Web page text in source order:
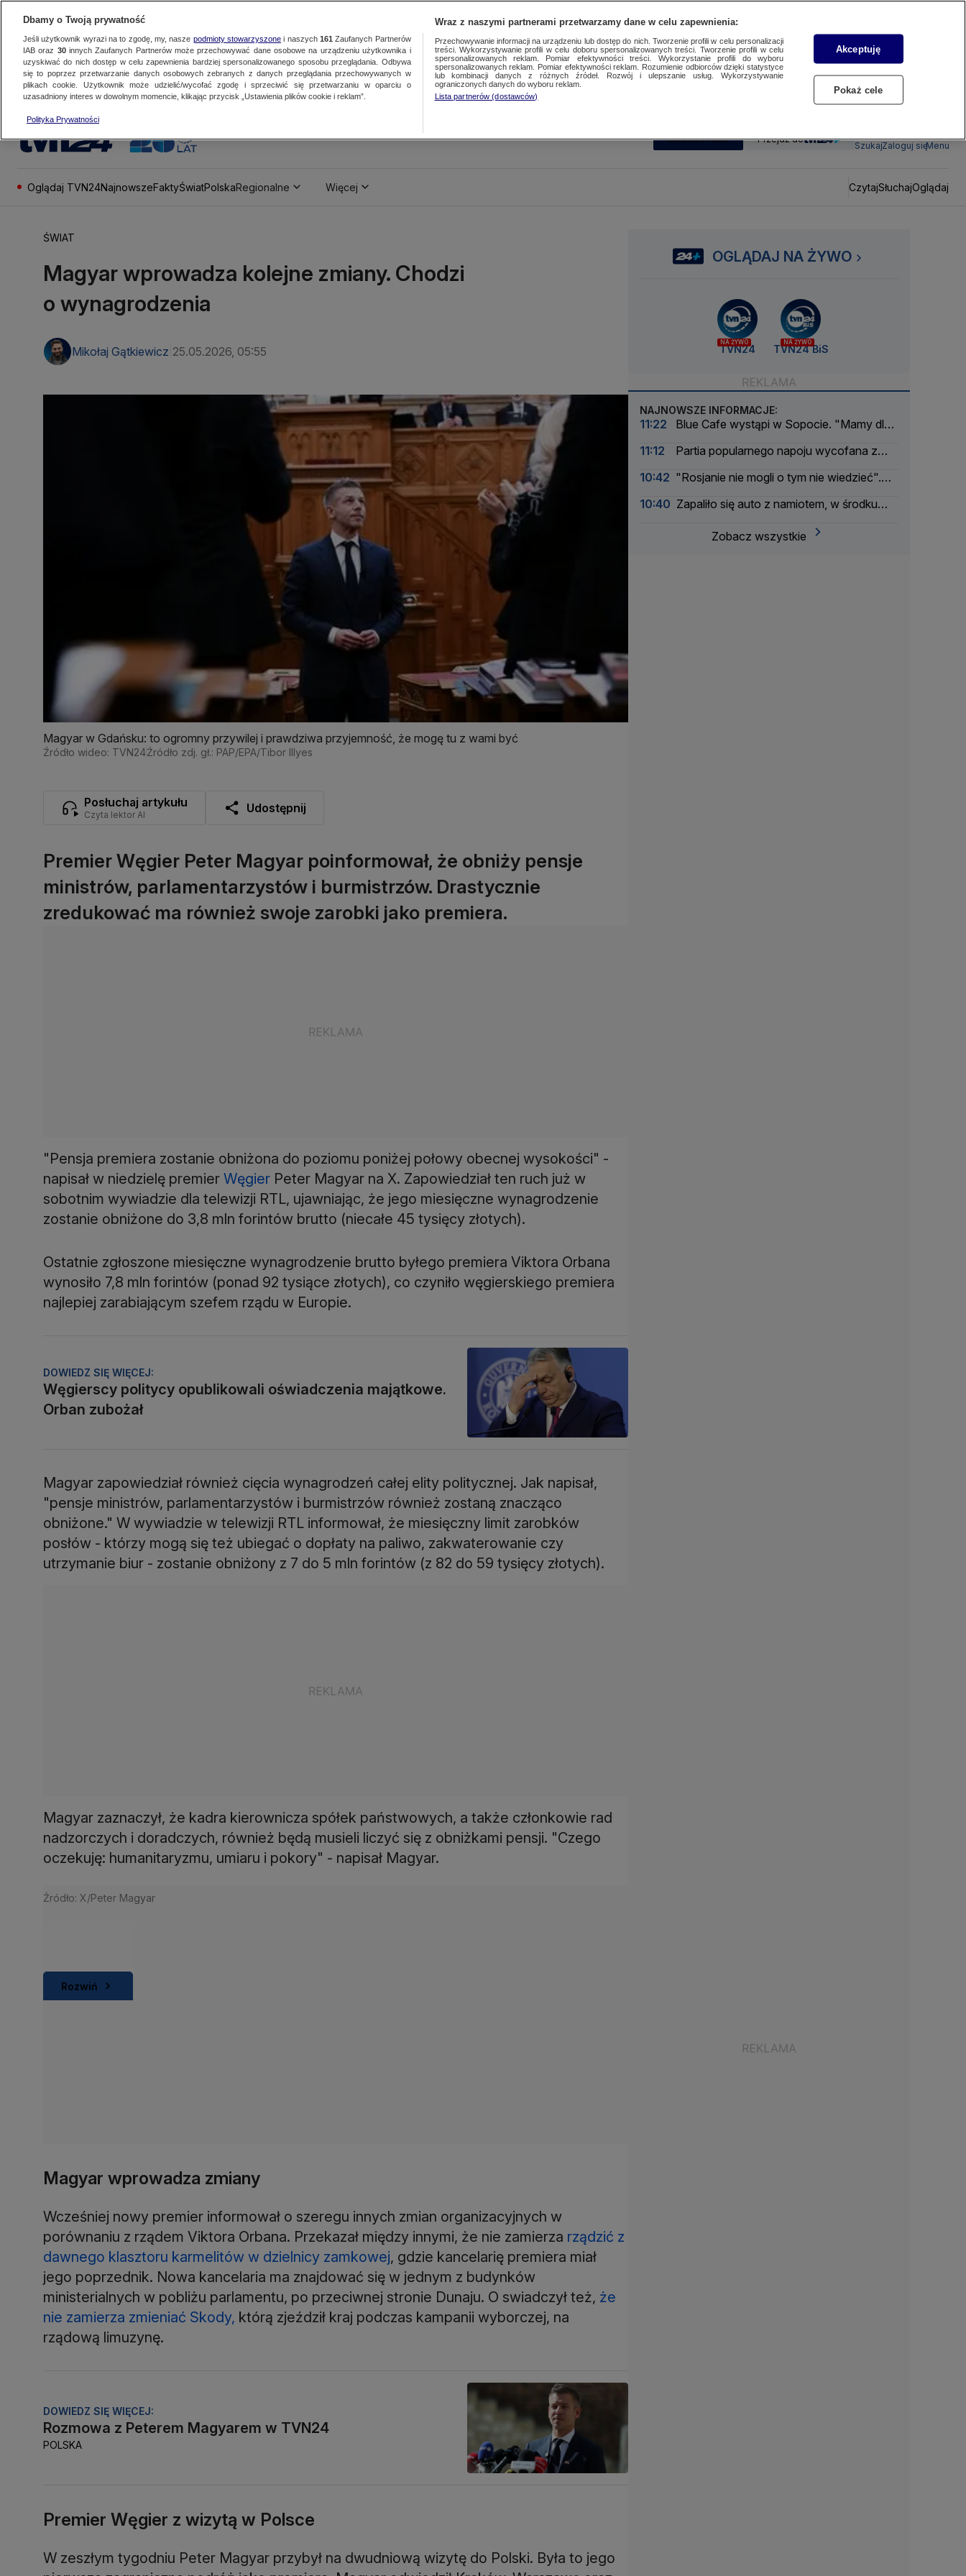
SUBSKRYBUJ Przejdź do
SzukajZaloguj sięMenu
Oglądaj TVN24NajnowszeFaktyŚwiatPolskaRegionalne Więcej CzytajSłuchajOglądaj
ŚWIAT
Magyar wprowadza kolejne zmiany. Chodzi
o wynagrodzenia
Mikołaj Gątkiewicz 25.05.2026, 05:55
Magyar w Gdańsku: to ogromny przywilej i prawdziwa przyjemność, że mogę tu z wami być
Źródło wideo: TVN24Źródło zdj. gł.: PAP/EPA/Tibor Illyes
Posłuchaj artykułu
Czyta lektor AI Udostępnij
Premier Węgier Peter Magyar poinformował, że obniży pensje
ministrów, parlamentarzystów i burmistrzów. Drastycznie
zredukować ma również swoje zarobki jako premiera.
"Pensja premiera zostanie obniżona do poziomu poniżej połowy obecnej wysokości" -
napisał w niedzielę premier Węgier Peter Magyar na X. Zapowiedział ten ruch już w
sobotnim wywiadzie dla telewizji RTL, ujawniając, że jego miesięczne wynagrodzenie
zostanie obniżone do 3,8 mln forintów brutto (niecałe 45 tysięcy złotych).
Ostatnie zgłoszone miesięczne wynagrodzenie brutto byłego premiera Viktora Orbana
wynosiło 7,8 mln forintów (ponad 92 tysiące złotych), co czyniło węgierskiego premiera
najlepiej zarabiającym szefem rządu w Europie.
DOWIEDZ SIĘ WIĘCEJ:
Węgierscy politycy opublikowali oświadczenia majątkowe.
Orban zubożał
Magyar zapowiedział również cięcia wynagrodzeń całej elity politycznej. Jak napisał,
"pensje ministrów, parlamentarzystów i burmistrzów również zostaną znacząco
obniżone." W wywiadzie w telewizji RTL informował, że miesięczny limit zarobków
posłów - którzy mogą się też ubiegać o dopłaty na paliwo, zakwaterowanie czy
utrzymanie biur - zostanie obniżony z 7 do 5 mln forintów (z 82 do 59 tysięcy złotych).
Magyar zaznaczył, że kadra kierownicza spółek państwowych, a także członkowie rad
nadzorczych i doradczych, również będą musieli liczyć się z obniżkami pensji. "Czego
oczekuję: humanitaryzmu, umiaru i pokory" - napisał Magyar.
Rozwiń
Źródło: X/Peter Magyar
Magyar wprowadza zmiany
Wcześniej nowy premier informował o szeregu innych zmian organizacyjnych w
porównaniu z rządem Viktora Orbana. Przekazał między innymi, że nie zamierza rządzić z
dawnego klasztoru karmelitów w dzielnicy zamkowej, gdzie kancelarię premiera miał
jego poprzednik. Nowa kancelaria ma znajdować się w jednym z budynków
ministerialnych w pobliżu parlamentu, po przeciwnej stronie Dunaju. O swiadczył też, że
nie zamierza zmieniać Skody, którą zjeździł kraj podczas kampanii wyborczej, na
rządową limuzynę.
DOWIEDZ SIĘ WIĘCEJ:
Rozmowa z Peterem Magyarem w TVN24
POLSKA
Premier Węgier z wizytą w Polsce
W zeszłym tygodniu Peter Magyar przybył na dwudniową wizytę do Polski. Była to jego
OGLĄDAJ NA ŻYWO
NA ŻYWO
TVN24
NA ŻYWO
TVN24 BiS
NAJNOWSZE INFORMACJE:
11:22
Blue Cafe wystąpi w Sopocie. "Mamy dla
11:12
Partia popularnego napoju wycofana z
10:42 "Rosjanie nie mogli o tym nie wiedzieć".
10:40 Zapaliło się auto z namiotem, w środku
Zobacz wszystkie
Dbamy o Twoją prywatność
Jeśli użytkownik wyrazi na to zgodę, my, nasze podmioty stowarzyszonei naszych 161 Zaufanych Partnerów
IAB oraz 30innych Zaufanych Partnerów może przechowywać dane osobowe na urządzeniu użytkownika i
uzyskiwać do nich dostęp w celu zapewnienia bardziej spersonalizowanego sposobu przeglądania. Odbywa
się to poprzez przetwarzanie danych osobowych zebranych z danych przeglądania przechowywanych w
plikach cookie. Użytkownik może udzielić/wycofać zgodę i sprzeciwić się przetwarzaniu w oparciu o
uzasadniony interes w dowolnym momencie, klikając przycisk „Ustawienia plików cookie i reklam”.
Polityka Prywatności
Wraz z naszymi partnerami przetwarzamy dane w celu zapewnienia:
Przechowywanie informacji na urządzeniu lub dostęp do nich. Tworzenie profili w celu personalizacji
treści. Wykorzystywanie profili w celu doboru spersonalizowanych treści. Tworzenie profili w celu
spersonalizowanych reklam. Pomiar efektywności treści. Wykorzystanie profili do wyboru
spersonalizowanych reklam. Pomiar efektywności reklam. Rozumienie odbiorców dzięki statystyce
lub kombinacji danych z różnych źródeł. Rozwój i ulepszanie usług. Wykorzystywanie
ograniczonych danych do wyboru reklam.
Lista partnerów (dostawców)
Akceptuję
Pokaż cele